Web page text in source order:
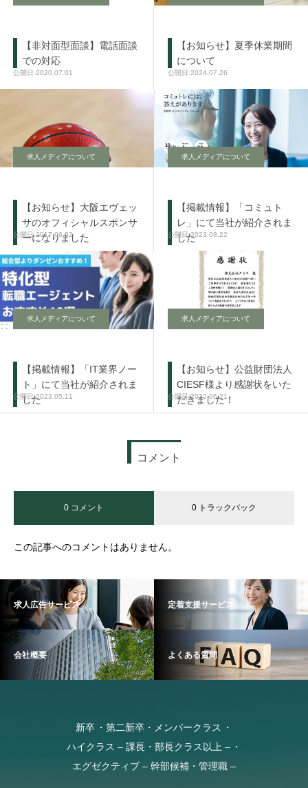
【非対面型面談】電話面談
での対応
2020.07.01
【お知らせ】夏季休業期間
について
2024.07.26
求人メディアについて
【お知らせ】大阪エヴェッ
サのオフィシャルスポンサ
ーになりました
2017.06.02
求人メディアについて
【掲載情報】「コミュト
レ」にて当社が紹介されま
した2023.08.22
求人メディアについて
【掲載情報】「IT業界ノー
ト」にて当社が紹介されま
した2023.05.11
求人メディアについて
【お知らせ】公益財団法人
CIESF様より感謝状をいた
だきました！
2022.06.21
コメント
0 コメント 0 トラックバック
この記事へのコメントはありません。
求人広告サービス 定着支援サービス
会社概要 よくある質問
新卒
第二新卒・メンバークラス
ハイクラス – 課長・部長クラス以上 –
エグゼクティブ – 幹部候補・管理職 –